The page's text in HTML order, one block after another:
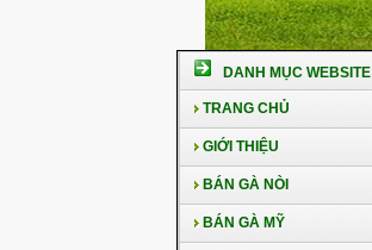
DANH MỤC WEBSITE
TRANG CHỦ
GIỚI THIỆU
BÁN GÀ NÒI
BÁN GÀ MỸ